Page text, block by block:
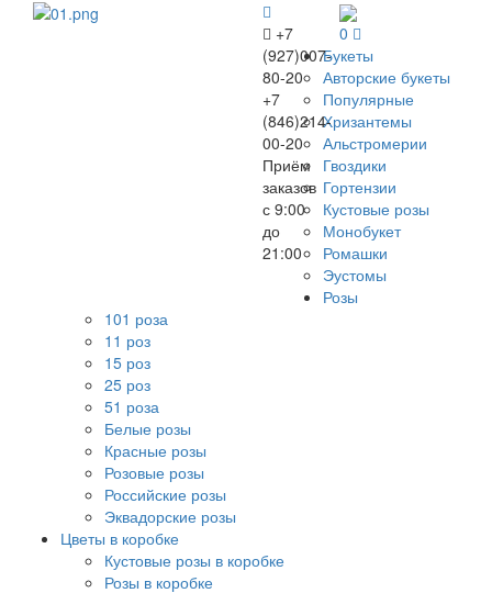
+7
(927)007-
80-20
+7
(846)214-
00-20
Приём
заказов
с 9:00
до
21:00
0
Букеты
Авторские букеты
Популярные
Хризантемы
Альстромерии
Гвоздики
Гортензии
Кустовые розы
Монобукет
Ромашки
Эустомы
Розы
101 роза
11 роз
15 роз
25 роз
51 роза
Белые розы
Красные розы
Розовые розы
Российские розы
Эквадорские розы
Цветы в коробке
Кустовые розы в коробке
Розы в коробке